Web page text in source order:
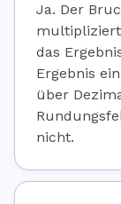
Ja. Der
das
Ergebnis
über
nicht.